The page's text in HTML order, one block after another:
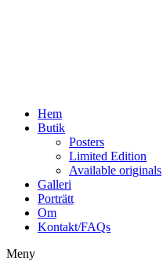
Hem
Butik
Posters
Limited Edition
Available originals
Galleri
Porträtt
Om
Kontakt/FAQs
Meny